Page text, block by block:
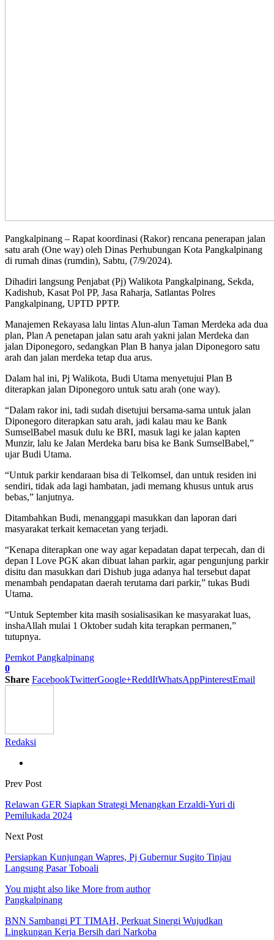
Pangkalpinang – Rapat koordinasi (Rakor) rencana penerapan jalan
satu arah (One way) oleh Dinas Perhubungan Kota Pangkalpinang
di rumah dinas (rumdin), Sabtu, (7/9/2024).
Dihadiri langsung Penjabat (Pj) Walikota Pangkalpinang, Sekda,
Kadishub, Kasat Pol PP, Jasa Raharja, Satlantas Polres
Pangkalpinang, UPTD PPTP.
Manajemen Rekayasa lalu lintas Alun-alun Taman Merdeka ada dua
plan, Plan A penetapan jalan satu arah yakni jalan Merdeka dan
jalan Diponegoro, sedangkan Plan B hanya jalan Diponegoro satu
arah dan jalan merdeka tetap dua arus.
Dalam hal ini, Pj Walikota, Budi Utama menyetujui Plan B
diterapkan jalan Diponegoro untuk satu arah (one way).
“Dalam rakor ini, tadi sudah disetujui bersama-sama untuk jalan
Diponegoro diterapkan satu arah, jadi kalau mau ke Bank
SumselBabel masuk dulu ke BRI, masuk lagi ke jalan kapten
Munzir, lalu ke Jalan Merdeka baru bisa ke Bank SumselBabel,”
ujar Budi Utama.
“Untuk parkir kendaraan bisa di Telkomsel, dan untuk residen ini
sendiri, tidak ada lagi hambatan, jadi memang khusus untuk arus
bebas,” lanjutnya.
Ditambahkan Budi, menanggapi masukkan dan laporan dari
masyarakat terkait kemacetan yang terjadi.
“Kenapa diterapkan one way agar kepadatan dapat terpecah, dan di
depan I Love PGK akan dibuat lahan parkir, agar pengunjung parkir
disitu dan masukkan dari Dishub juga adanya hal tersebut dapat
menambah pendapatan daerah terutama dari parkir,” tukas Budi
Utama.
“Untuk September kita masih sosialisasikan ke masyarakat luas,
inshaAllah mulai 1 Oktober sudah kita terapkan permanen,”
tutupnya.
Pemkot Pangkalpinang
0
Share FacebookTwitterGoogle+ReddItWhatsAppPinterestEmail
Redaksi
Prev Post
Relawan GER Siapkan Strategi Menangkan Erzaldi-Yuri di
Pemilukada 2024
Next Post
Persiapkan Kunjungan Wapres, Pj Gubernur Sugito Tinjau
Langsung Pasar Toboali
You might also like More from author
Pangkalpinang
BNN Sambangi PT TIMAH, Perkuat Sinergi Wujudkan
Lingkungan Kerja Bersih dari Narkoba